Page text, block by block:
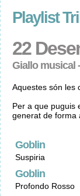
Playlist
22
Giallo musical
Aquestes són les
Per a que puguis
generat de forma
Goblin
Suspiria
Goblin
Profondo Rosso